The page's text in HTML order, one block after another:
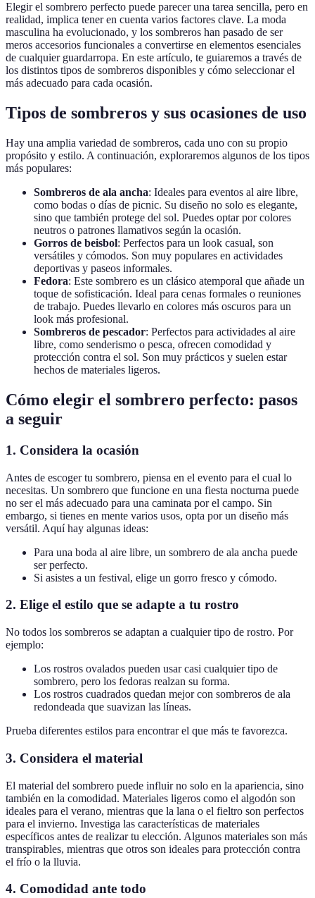
Elegir el sombrero perfecto puede parecer una tarea sencilla, pero en
realidad, implica tener en cuenta varios factores clave. La moda
masculina ha evolucionado, y los sombreros han pasado de ser
meros accesorios funcionales a convertirse en elementos esenciales
de cualquier guardarropa. En este artículo, te guiaremos a través de
los distintos tipos de sombreros disponibles y cómo seleccionar el
más adecuado para cada ocasión.
Tipos de sombreros y sus ocasiones de uso
Hay una amplia variedad de sombreros, cada uno con su propio
propósito y estilo. A continuación, exploraremos algunos de los tipos
más populares:
Sombreros de ala ancha: Ideales para eventos al aire libre,
como bodas o días de picnic. Su diseño no solo es elegante,
sino que también protege del sol. Puedes optar por colores
neutros o patrones llamativos según la ocasión.
Gorros de beisbol: Perfectos para un look casual, son
versátiles y cómodos. Son muy populares en actividades
deportivas y paseos informales.
Fedora: Este sombrero es un clásico atemporal que añade un
toque de sofisticación. Ideal para cenas formales o reuniones
de trabajo. Puedes llevarlo en colores más oscuros para un
look más profesional.
Sombreros de pescador: Perfectos para actividades al aire
libre, como senderismo o pesca, ofrecen comodidad y
protección contra el sol. Son muy prácticos y suelen estar
hechos de materiales ligeros.
Cómo elegir el sombrero perfecto: pasos
a seguir
1. Considera la ocasión
Antes de escoger tu sombrero, piensa en el evento para el cual lo
necesitas. Un sombrero que funcione en una fiesta nocturna puede
no ser el más adecuado para una caminata por el campo. Sin
embargo, si tienes en mente varios usos, opta por un diseño más
versátil. Aquí hay algunas ideas:
Para una boda al aire libre, un sombrero de ala ancha puede
ser perfecto.
Si asistes a un festival, elige un gorro fresco y cómodo.
2. Elige el estilo que se adapte a tu rostro
No todos los sombreros se adaptan a cualquier tipo de rostro. Por
ejemplo:
Los rostros ovalados pueden usar casi cualquier tipo de
sombrero, pero los fedoras realzan su forma.
Los rostros cuadrados quedan mejor con sombreros de ala
redondeada que suavizan las líneas.
Prueba diferentes estilos para encontrar el que más te favorezca.
3. Considera el material
El material del sombrero puede influir no solo en la apariencia, sino
también en la comodidad. Materiales ligeros como el algodón son
ideales para el verano, mientras que la lana o el fieltro son perfectos
para el invierno. Investiga las características de materiales
específicos antes de realizar tu elección. Algunos materiales son más
transpirables, mientras que otros son ideales para protección contra
el frío o la lluvia.
4. Comodidad ante todo